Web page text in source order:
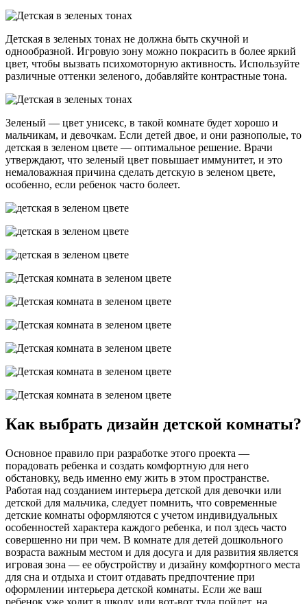
Детская в зеленых тонах не должна быть скучной и
однообразной. Игровую зону можно покрасить в более яркий
цвет, чтобы вызвать психомоторную активность. Используйте
различные оттенки зеленого, добавляйте контрастные тона.
Зеленый — цвет унисекс, в такой комнате будет хорошо и
мальчикам, и девочкам. Если детей двое, и они разнополые, то
детская в зеленом цвете — оптимальное решение. Врачи
утверждают, что зеленый цвет повышает иммунитет, и это
немаловажная причина сделать детскую в зеленом цвете,
особенно, если ребенок часто болеет.
Как выбрать дизайн детской комнаты?
Основное правило при разработке этого проекта —
порадовать ребенка и создать комфортную для него
обстановку, ведь именно ему жить в этом пространстве.
Работая над созданием интерьера детской для девочки или
детской для мальчика, следует помнить, что современные
детские комнаты оформляются с учетом индивидуальных
особенностей характера каждого ребенка, и пол здесь часто
совершенно ни при чем. В комнате для детей дошкольного
возраста важным местом и для досуга и для развития является
игровая зона — ее обустройству и дизайну комфортного места
для сна и отдыха и стоит отдавать предпочтение при
оформлении интерьера детской комнаты. Если же ваш
ребенок уже ходит в школу, или вот-вот туда пойдет, на